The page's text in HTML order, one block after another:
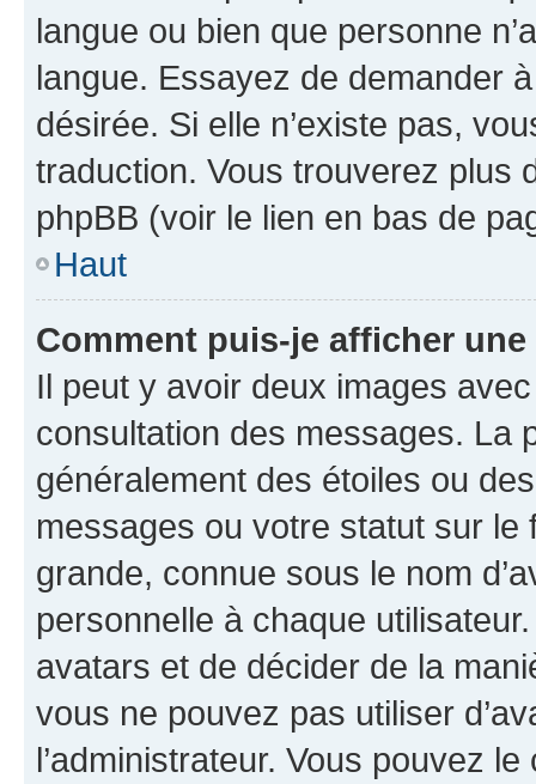
langue ou bien que personne
langue. Essayez de demander
désirée. Si elle n’existe pas,
traduction. Vous trouverez plus
phpBB (voir le lien en bas de
Haut
Comment puis-je afficher
Il peut y avoir deux images
consultation des messages. La
généralement des étoiles ou
messages ou votre statut sur
grande, connue sous le nom
personnelle à chaque utilisateur.
avatars et de décider de la
vous ne pouvez pas utiliser
l’administrateur. Vous pouvez